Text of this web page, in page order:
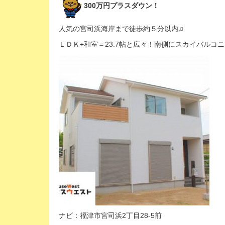
300万円プラスダウン！
人気の宮司浜海岸まで徒歩約５分以内♫
ＬＤＫ+和室＝23.7帖と広々！南側にスカイバルコ
ナビ：福津市宮司浜2丁目28-5前